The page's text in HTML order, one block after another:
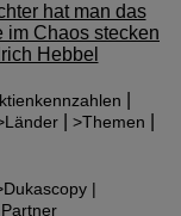
hat man das
im Chaos stecken
Hebbel
>Themen
|